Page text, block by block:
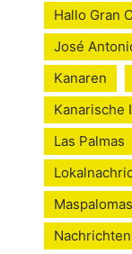
Hallo Gran
José
Kanaren
Kanarische
Las Palmas
Maspalomas
Nachrichten